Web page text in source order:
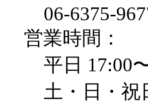
06-6375-
営業時間：
平日 17:00
土・日・祝